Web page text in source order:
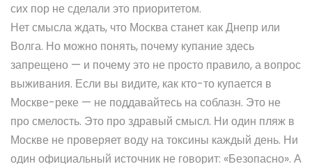
сих пор не сделали это приоритетом.
Нет смысла ждать, что Москва станет как Днепр или
Волга. Но можно понять, почему купание здесь
запрещено — и почему это не просто правило, а вопрос
выживания. Если вы видите, как кто-то купается в
Москве-реке — не поддавайтесь на соблазн. Это не
про смелость. Это про здравый смысл. Ни один пляж в
Москве не проверяет воду на токсины каждый день. Ни
один официальный источник не говорит: «Безопасно». А